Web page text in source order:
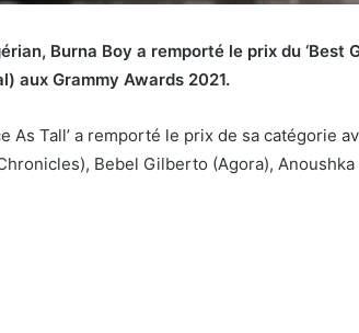
Burna Boy a remporté le prix du ‘Best
aux Grammy Awards 2021.
As Tall’ a remporté le prix de sa catégorie
Bebel Gilberto (Agora),